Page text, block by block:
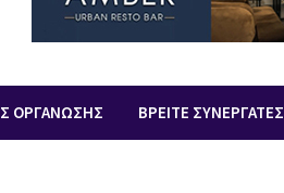
ΟΡΓΑΝΩΣΗΣ ΒΡΕΙΤΕ ΣΥΝΕΡΓΑΤΕΣ